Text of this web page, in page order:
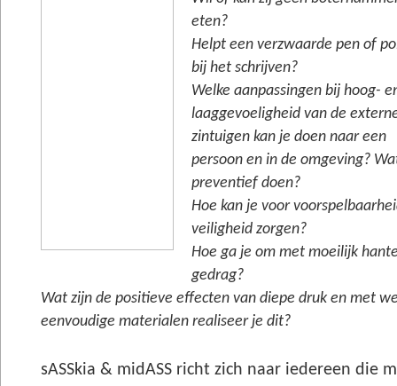
eten?
Helpt een verzwaarde pen of
bij het schrijven?
Welke aanpassingen bij hoog-
laaggevoeligheid van de
zintuigen kan je doen naar een
persoon en in de omgeving?
preventief doen?
Hoe kan je voor
veiligheid zorgen?
Hoe ga je om met moeilijk
gedrag?
Wat zijn de positieve effecten van diepe druk en met
eenvoudige materialen realiseer je dit?
sASSkia & midASS richt zich naar iedereen die